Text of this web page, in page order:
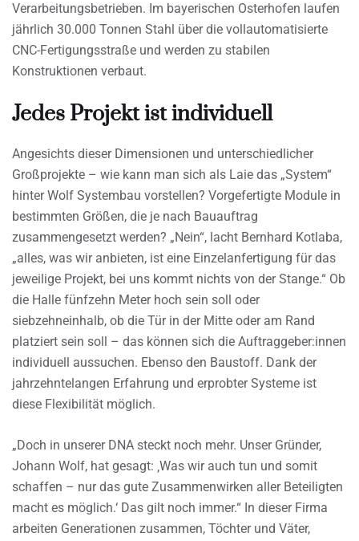
Verarbeitungsbetrieben. Im bayerischen Osterhofen laufen
jährlich 30.000 Tonnen Stahl über die vollautomatisierte
CNC-Fertigungsstraße und werden zu stabilen
Konstruktionen verbaut.
Jedes Projekt ist individuell
Angesichts dieser Dimensionen und unterschiedlicher
Großprojekte – wie kann man sich als Laie das „System“
hinter Wolf Systembau vorstellen? Vorgefertigte Module in
bestimmten Größen, die je nach Bauauftrag
zusammengesetzt werden? „Nein“, lacht Bernhard Kotlaba,
„alles, was wir anbieten, ist eine Einzelanfertigung für das
jeweilige Projekt, bei uns kommt nichts von der Stange.“ Ob
die Halle fünfzehn Meter hoch sein soll oder
siebzehneinhalb, ob die Tür in der Mitte oder am Rand
platziert sein soll – das können sich die Auftraggeber:innen
individuell aussuchen. Ebenso den Baustoff. Dank der
jahrzehntelangen Erfahrung und erprobter Systeme ist
diese Flexibilität möglich.
„Doch in unserer DNA steckt noch mehr. Unser Gründer,
Johann Wolf, hat gesagt: ‚Was wir auch tun und somit
schaffen – nur das gute Zusammenwirken aller Beteiligten
macht es möglich.‘ Das gilt noch immer.“ In dieser Firma
arbeiten Generationen zusammen, Töchter und Väter,